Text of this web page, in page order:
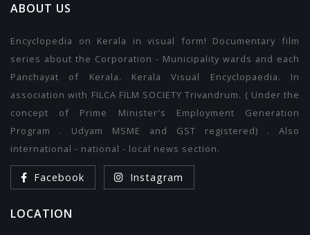
ABOUT US
Encyclopedia on Kerala in visual form! Documentary film
series about the Corporation - Municipality wards and each
Panchayat of Kerala. Kerala Visual Encyclopaedia. In
association with FILCA FILM SOCIETY Trivandrum. ( Under the
concept of Prime Minister's Employment Generation
Program . Udyam MSME and GST registered) . Also
international - national - local news section.
Facebook Instagram
LOCATION